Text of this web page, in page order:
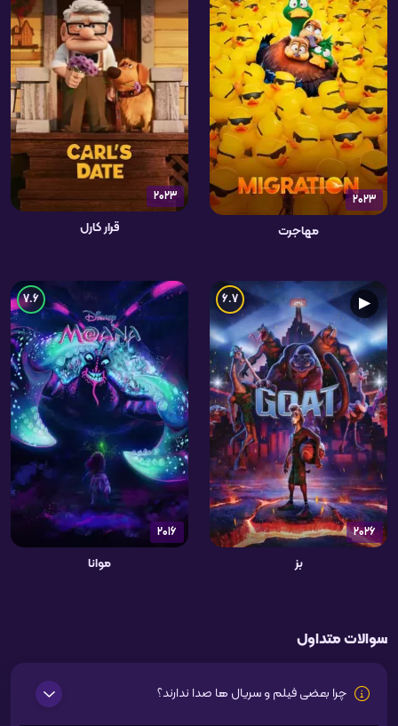
2023
مهاجرت
2023
قرار کارل
2026
▶
6.7
بز
2016
7.6
موانا
سوالات متداول
چرا بعضی فیلم و سریال ها صدا ندارند؟